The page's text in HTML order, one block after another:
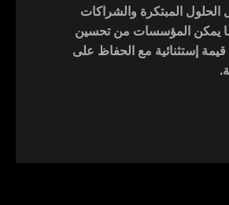
الحلول المبتكرة والشراكات
يمكن المؤسسات من تحسين
قيمة إستثنائية مع الحفاظ على